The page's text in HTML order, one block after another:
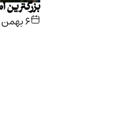
بزرگترین
۶ بهمن ۱۴۰۳